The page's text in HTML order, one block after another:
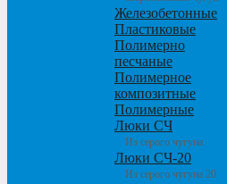
Железобетонные
Пластиковые
Полимерно
песчаные
Полимерное
композитные
Полимерные
Люки СЧ
Из серого чугуна
Люки СЧ-20
Из серого чугуна 20